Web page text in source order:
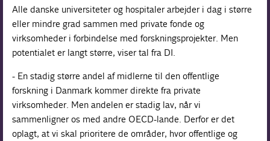
Alle danske universiteter og hospitaler arbejder i dag i større
eller mindre grad sammen med private fonde og
virksomheder i forbindelse med forskningsprojekter. Men
potentialet er langt større, viser tal fra DI.
- En stadig større andel af midlerne til den offentlige
forskning i Danmark kommer direkte fra private
virksomheder. Men andelen er stadig lav, når vi
sammenligner os med andre OECD-lande. Derfor er det
oplagt, at vi skal prioritere de områder, hvor offentlige og